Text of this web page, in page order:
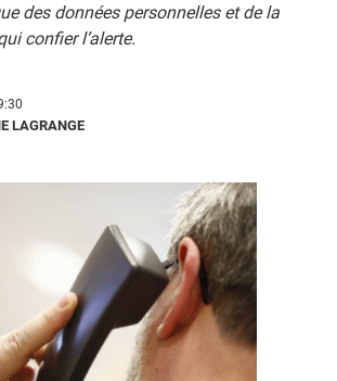
des données personnelles et de la
confier l’alerte.
LAGRANGE